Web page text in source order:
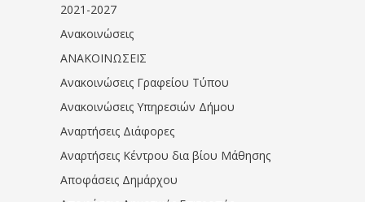
2021-2027
Ανακοινώσεις
ΑΝΑΚΟΙΝΩΣΕΙΣ
Ανακοινώσεις Γραφείου Τύπου
Ανακοινώσεις Υπηρεσιών Δήμου
Αναρτήσεις Διάφορες
Αναρτήσεις Κέντρου δια βίου Μάθησης
Αποφάσεις Δημάρχου